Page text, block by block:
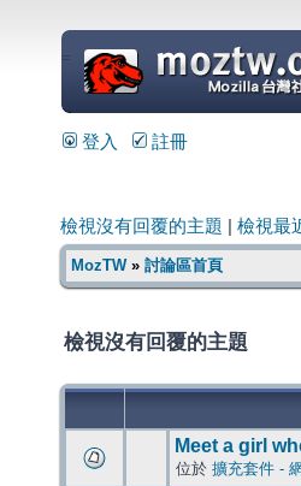
=
登入 註冊
檢視沒有回覆的主題 檢視最
MozTW» 討論區首頁
檢視沒有回覆的主題
Meet a girl
位於 擴充套件 -